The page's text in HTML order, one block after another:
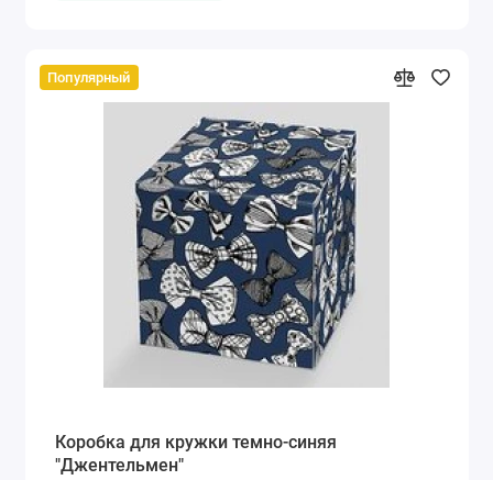
Популярный
Коробка для кружки темно-синяя
"Джентельмен"